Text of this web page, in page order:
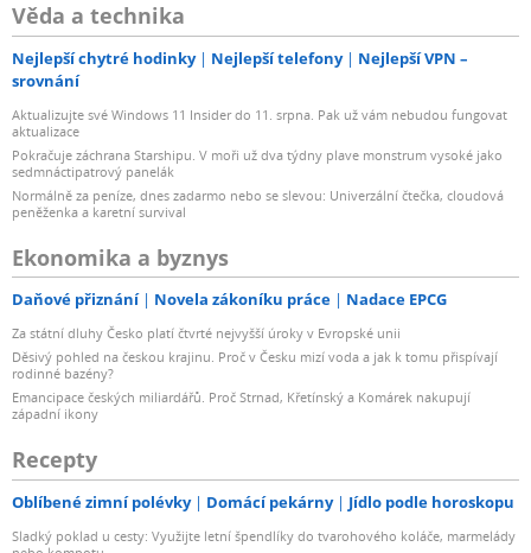
Věda a technika
Nejlepší chytré hodinky Nejlepší telefony
Nejlepší VPN –
srovnání
Aktualizujte své Windows 11 Insider do 11. srpna. Pak už vám nebudou fungovat
aktualizace
Pokračuje záchrana Starshipu. V moři už dva týdny plave monstrum vysoké jako
sedmnáctipatrový panelák
Normálně za peníze, dnes zadarmo nebo se slevou: Univerzální čtečka, cloudová
peněženka a karetní survival
Ekonomika a byznys
Daňové přiznání Novela zákoníku práce Nadace EPCG
Za státní dluhy Česko platí čtvrté nejvyšší úroky v Evropské unii
Děsivý pohled na českou krajinu. Proč v Česku mizí voda a jak k tomu přispívají
rodinné bazény?
Emancipace českých miliardářů. Proč Strnad, Křetínský a Komárek nakupují
západní ikony
Recepty
Oblíbené zimní polévky Domácí pekárny Jídlo podle horoskopu
Sladký poklad u cesty: Využijte letní špendlíky do tvarohového koláče, marmelády